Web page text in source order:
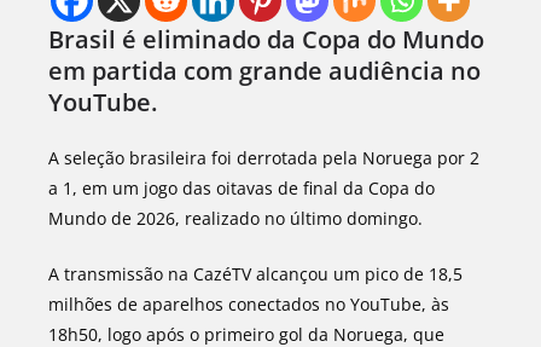
Brasil é eliminado da Copa do Mundo
em partida com grande audiência no
YouTube.
A seleção brasileira foi derrotada pela Noruega por 2
a 1, em um jogo das oitavas de final da Copa do
Mundo de 2026, realizado no último domingo.
A transmissão na CazéTV alcançou um pico de 18,5
milhões de aparelhos conectados no YouTube, às
18h50, logo após o primeiro gol da Noruega, que